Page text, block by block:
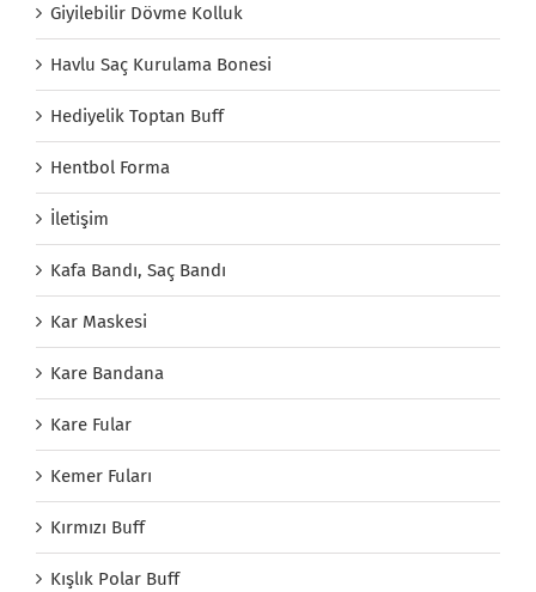
Giyilebilir Dövme Kolluk
Havlu Saç Kurulama Bonesi
Hediyelik Toptan Buff
Hentbol Forma
İletişim
Kafa Bandı, Saç Bandı
Kar Maskesi
Kare Bandana
Kare Fular
Kemer Fuları
Kırmızı Buff
Kışlık Polar Buff